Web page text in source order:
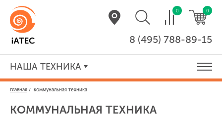
0 0
8 (495) 788-89-15
НАША ТЕХНИКА
главная / коммунальная техника
КОММУНАЛЬНАЯ ТЕХНИКА